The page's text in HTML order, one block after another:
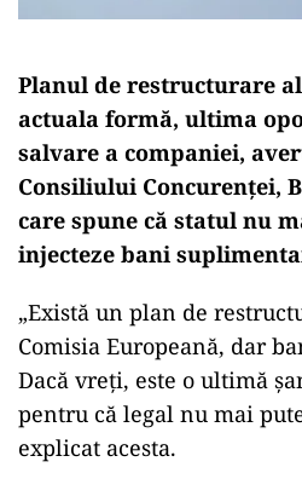
Planul de restructurare
actuala formă, ultima
salvare a companiei,
Consiliului Concurenței,
care spune că statul nu
injecteze bani
„Există un plan de
Comisia Europeană, dar
Dacă vreţi, este o ultimă
pentru că legal nu mai
explicat acesta.